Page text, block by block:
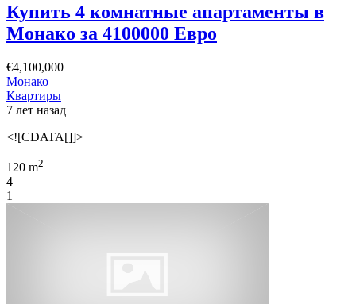
Купить 4 комнатные апартаменты в
Монако за 4100000 Евро
€4,100,000
Монако
Квартиры
7 лет назад
<![CDATA[]]>
120 m2
4
1